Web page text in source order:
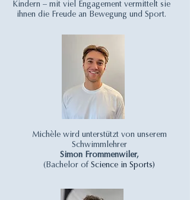
Kindern – mit viel Engagement vermittelt sie
ihnen die Freude an Bewegung und Sport.
Michèle wird unterstützt von unserem
Schwimmlehrer
Simon Frommenwiler,
(Bachelor of ​Science in Sports)